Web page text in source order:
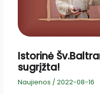
Istorinė
sugrįžta!
Naujienos / 2022-08-16